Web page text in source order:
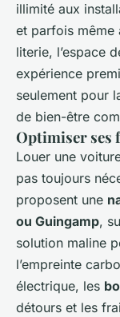
illimité aux
et parfois même
literie, l’espace
expérience
seulement pour
de bien-être
Optimiser ses
Louer une
pas toujours
proposent une
ou Guingamp,
solution maline
l’empreinte
électrique, les
détours et les